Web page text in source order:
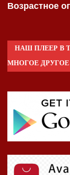
Возрастное
НАШ ПЛЕЕР В
МНОГОЕ ДРУГОЕ